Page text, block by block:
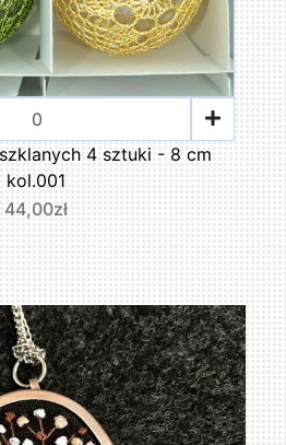
4 sztuki - 8 cm
kol.001
44,00zł